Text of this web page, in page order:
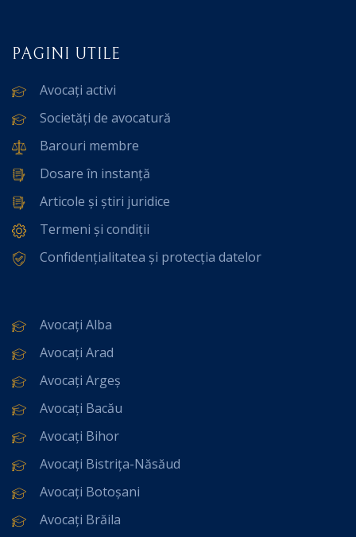
PAGINI UTILE
Avocați activi
Societăți de avocatură
Barouri membre
Dosare în instanță
Articole și știri juridice
Termeni și condiții
Confidențialitatea și protecția datelor
Avocați Alba
Avocați Arad
Avocați Argeș
Avocați Bacău
Avocați Bihor
Avocați Bistrița-Năsăud
Avocați Botoșani
Avocați Brăila